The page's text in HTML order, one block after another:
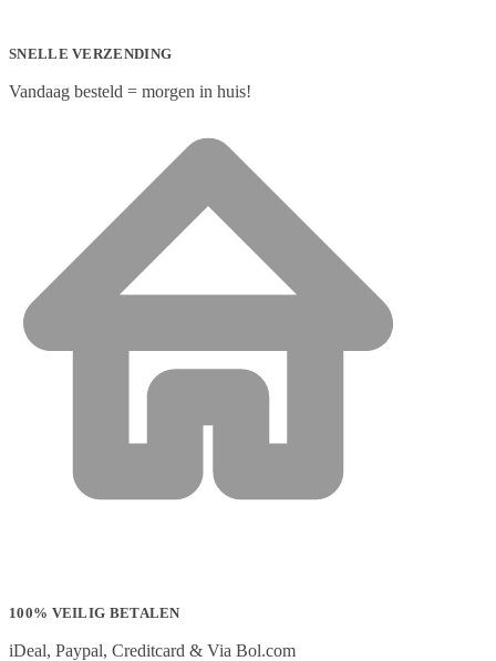
SNELLE VERZENDING
Vandaag besteld = morgen in huis!
100% VEILIG BETALEN
iDeal, Paypal, Creditcard & Via Bol.com